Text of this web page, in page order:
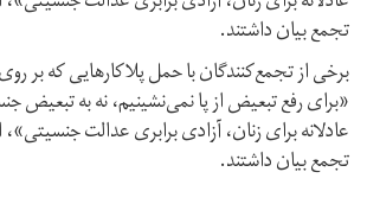
تجمع بیان داشتند.
برخی از تجمع‌کنندگان با حمل پلاکارهایی که بر
«برای رفع تبعیض از پا نمی‌نشینیم، نه به تبعیض
عادلانه برای زنان، آزادی برابری عدالت
تجمع بیان داشتند.